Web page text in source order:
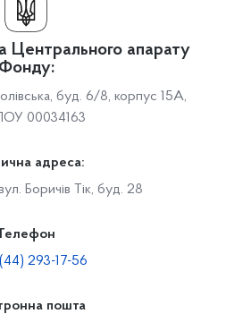
апарату
Фонду:
буд. 6/8, корпус 15А,
00034163
адреса:
Боричів Тік, буд. 28
293-17-56
пошта